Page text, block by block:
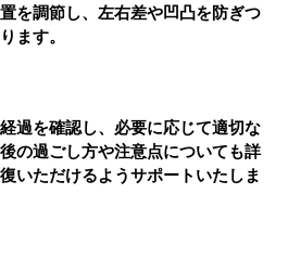
を調節し、左右差や凹凸を防ぎつ
ます。
過を確認し、必要に応じて適切な
の過ごし方や注意点についても詳
いただけるようサポートいたしま